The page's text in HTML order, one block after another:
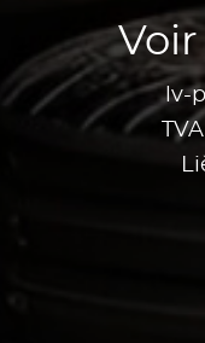
lv-